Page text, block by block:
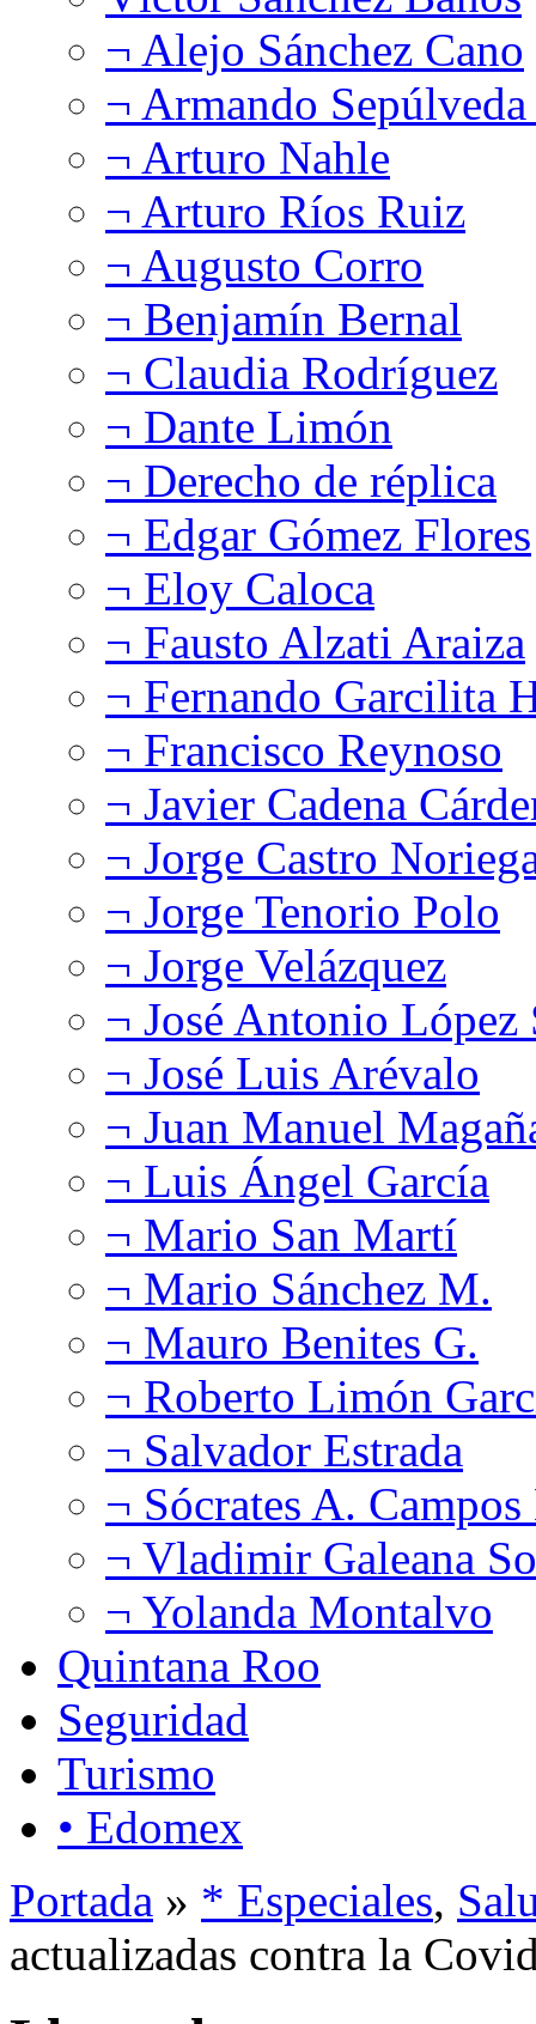
¬ Alejo Sánchez Cano
¬ Armando
¬ Arturo Nahle
¬ Arturo Ríos Ruiz
¬ Augusto Corro
¬ Benjamín Bernal
¬ Claudia Rodríguez
¬ Dante Limón
¬ Derecho de réplica
¬ Edgar Gómez Flores
¬ Eloy Caloca
¬ Fausto Alzati Araiza
¬ Fernando Garcilita
¬ Francisco Reynoso
¬ Javier Cadena
¬ Jorge Castro
¬ Jorge Tenorio Polo
¬ Jorge Velázquez
¬ José Antonio López
¬ José Luis Arévalo
¬ Juan Manuel
¬ Luis Ángel García
¬ Mario San Martí
¬ Mario Sánchez M.
¬ Mauro Benites G.
¬ Roberto Limón
¬ Salvador Estrada
¬ Sócrates A.
¬ Vladimir Galeana
¬ Yolanda Montalvo
Quintana Roo
Seguridad
Turismo
• Edomex
Portada » * Especiales,
actualizadas contra la